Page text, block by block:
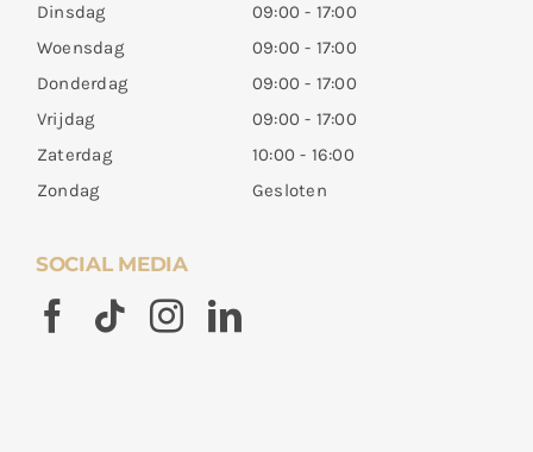
Dinsdag
09:00 - 17:00
Woensdag
09:00 - 17:00
Donderdag
09:00 - 17:00
Vrijdag
09:00 - 17:00
Zaterdag
10:00 - 16:00
Zondag
Gesloten
SOCIAL MEDIA